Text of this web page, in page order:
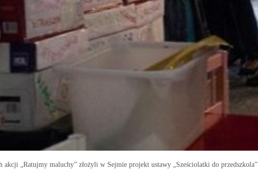
„Ratujmy maluchy” złożyli w Sejmie projekt ustawy „Sześciolatki do przedszkola”